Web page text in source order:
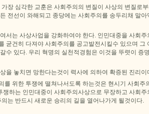
장 심각한 교훈은 사회주의의 변질이 사상의 변질로
전선이 와해되고 종당에는 사회주의를 송두리채 말아
서는 사상사업을 강화하여야 한다. 인민대중을 사회주
굳건히 다져야 사회주의를 공고발전시킬수 있으며 그
수 있다. 우리 혁명의 실천적경험은 이것을 뚜렷이 증
을 놓치면 망한다는것이 력사에 의하여 확증된 진리이
를 위한 투쟁에 떨쳐나서도록 하는것은 현시기 사회주
하는 인민대중이 사회주의사상으로 무장하고 사회주
는 반드시 새로운 승리의 길을 열어나가게 될것이다.